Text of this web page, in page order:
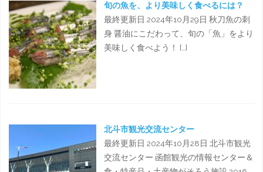
旬の魚を、より美味しく食べるには？
最終更新日 2024年10月29日 秋刀魚の刺
身 醤油にこだわって、旬の「魚」をより
美味しく食べよう！ […]
北斗市観光交流センター
最終更新日 2024年10月28日 北斗市観光
交流センター 函館観光の情報センター＆